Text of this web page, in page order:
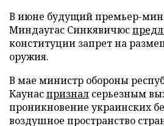
В июне будущий премьер-
Миндаугас Синкявичюс
конституции запрет на
оружия.
В мае министр обороны
Каунаспризнал серьезным
проникновение украинских
воздушное пространство